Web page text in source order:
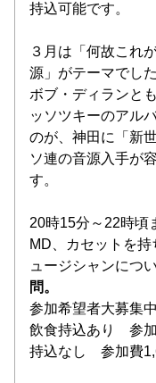
持込可能です。
３月は「何故これ
源」がテーマでし
ボブ・ディランと
ッソツキーのアル
のが、神田に「新
ソ連の音源入手が
す。
20時15分～22時頃
MD、カセットを
ュージシャンにつ
問。
参加希望者大募集
飲食持込あり　参
持込なし　参加費